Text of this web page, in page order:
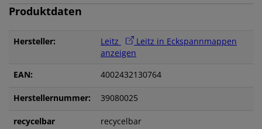
Produktdaten
Hersteller: Leitz
Leitz in Eckspannmappen
anzeigen
EAN:
4002432130764
Herstellernummer: 39080025
recycelbar recycelbar